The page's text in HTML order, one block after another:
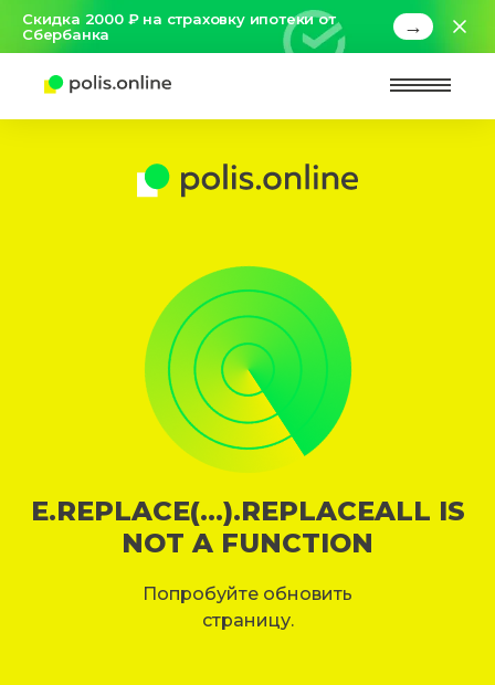
Скидка 2000 ₽ на страховку ипотеки от
Сбербанка
→
E.REPLACE(...).REPLACEALL IS
NOT A FUNCTION
Попробуйте обновить
страницу.